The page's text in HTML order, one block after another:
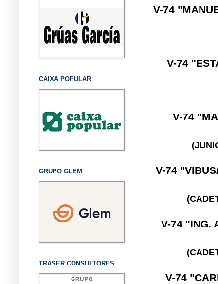
V-74
V-74
V-74
V-74
V-74 "ING.
V-74
CAIXA POPULAR
GRUPO GLEM
TRASER CONSULTORES